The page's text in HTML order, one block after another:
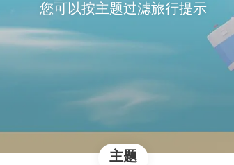
您可以按主题过滤旅行提示
主题